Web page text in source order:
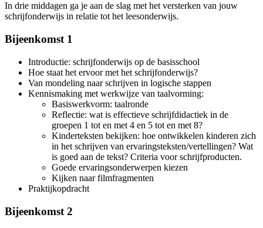
In drie middagen ga je aan de slag met het versterken van jouw
schrijfonderwijs in relatie tot het leesonderwijs.
Bijeenkomst 1
Introductie: schrijfonderwijs op de basisschool
Hoe staat het ervoor met het schrijfonderwijs?
Van mondeling naar schrijven in logische stappen
Kennismaking met werkwijze van taalvorming:
Basiswerkvorm: taalronde
Reflectie: wat is effectieve schrijfdidactiek in de
groepen 1 tot en met 4 en 5 tot en met 8?
Kinderteksten bekijken: hoe ontwikkelen kinderen zich
in het schrijven van ervaringsteksten/vertellingen? Wat
is goed aan de tekst? Criteria voor schrijfproducten.
Goede ervaringsonderwerpen kiezen
Kijken naar filmfragmenten
Praktijkopdracht
Bijeenkomst 2